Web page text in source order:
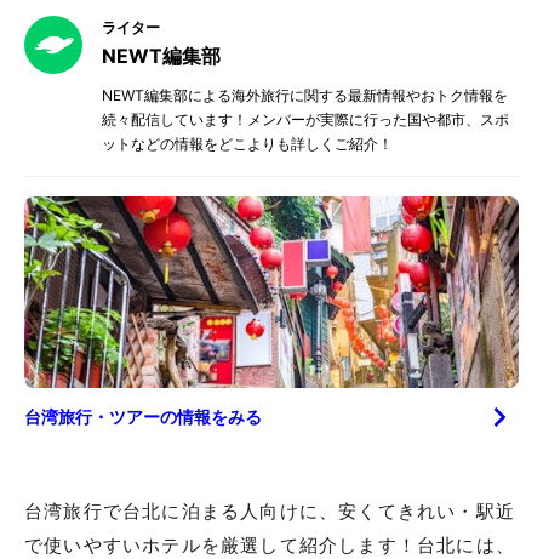
ライター
NEWT編集部
NEWT編集部による海外旅行に関する最新情報やおトク情報を
続々配信しています！メンバーが実際に行った国や都市、スポ
ットなどの情報をどこよりも詳しくご紹介！
台湾旅行・ツアーの情報をみる
台湾旅行で台北に泊まる人向けに、安くてきれい・駅近
で使いやすいホテルを厳選して紹介します！台北には、